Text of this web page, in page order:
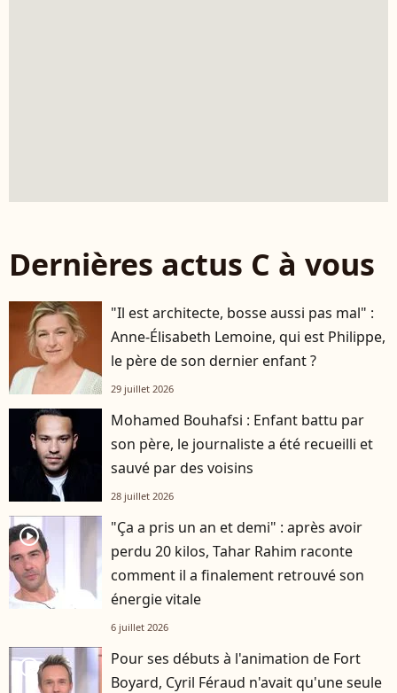
Dernières actus C à vous
"Il est architecte, bosse aussi pas mal" :
Anne-Élisabeth Lemoine, qui est Philippe,
le père de son dernier enfant ?
29 juillet 2026
Mohamed Bouhafsi : Enfant battu par
son père, le journaliste a été recueilli et
sauvé par des voisins
28 juillet 2026
player2
"Ça a pris un an et demi" : après avoir
perdu 20 kilos, Tahar Rahim raconte
comment il a finalement retrouvé son
énergie vitale
6 juillet 2026
player2
Pour ses débuts à l'animation de Fort
Boyard, Cyril Féraud n'avait qu'une seule